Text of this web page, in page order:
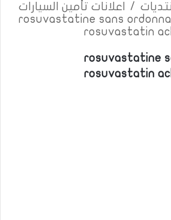
/
اعلانات تأمين السيارات
rosuvastatine sans
rosuvastatin
rosuvastatine
rosuvastatin